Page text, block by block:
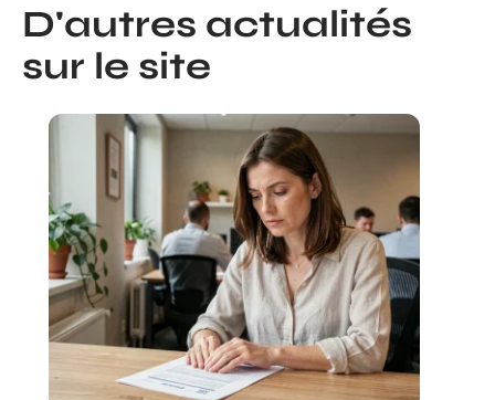
D'autres actualités
sur le site